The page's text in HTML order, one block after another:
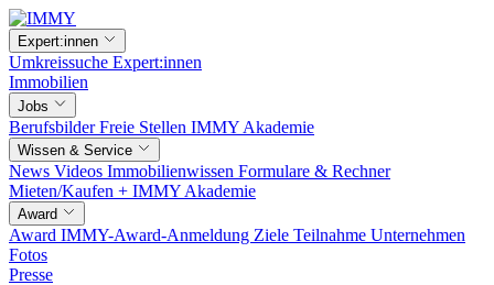
Expert:innen
Umkreissuche Expert:innen
Immobilien
Jobs
BerufsbilderFreie Stellen IMMY Akademie
Wissen & Service
News Videos Immobilienwissen Formulare & Rechner
Mieten/Kaufen + IMMY Akademie
Award
Award IMMY-Award-Anmeldung Ziele Teilnahme Unternehmen
Fotos
Presse